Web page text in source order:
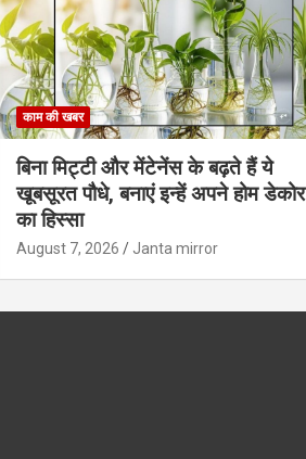
काम की खबर
बिना मिट्टी और मेंटेनेंस के बढ़ते हैं ये
खूबसूरत पौधे, बनाएं इन्‍हें अपने होम डेकोर
का हिस्‍सा
August 7, 2026 Janta mirror